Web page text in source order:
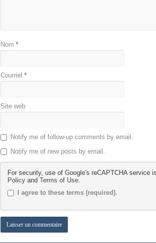
Nom *
Courriel *
Site web
Notify me of follow-up comments by email.
Notify me of new posts by email.
For security, use of Google's reCAPTCHA service
Policyand Terms of Use.
I agree to these terms (required).